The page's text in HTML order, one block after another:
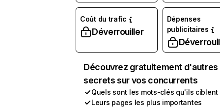
Coût du trafic
Déverrouiller
Dépenses
publicitaires
Découvrez gratuitement d'autres
secrets sur vos concurrents
Quels sont les mots-clés qu'ils ciblent
Leurs pages les plus importantes